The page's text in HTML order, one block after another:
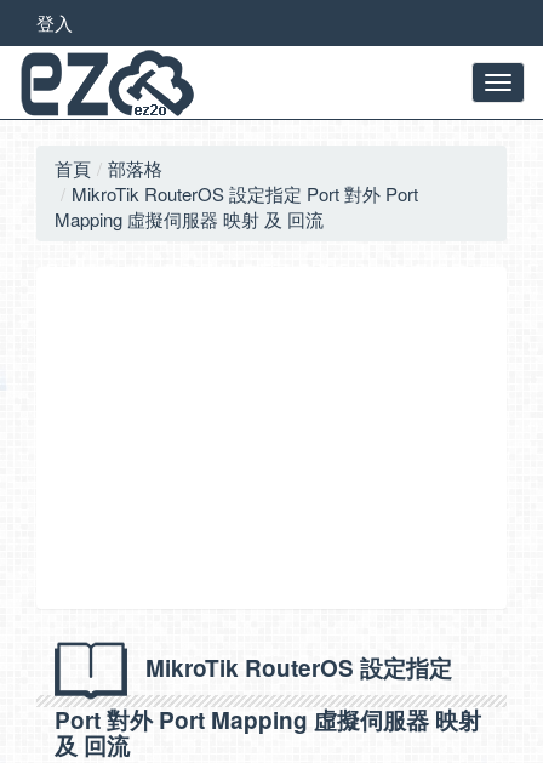
登入
首頁
部落格
MikroTik RouterOS 設定指定 Port 對外 Port
Mapping 虛擬伺服器 映射 及 回流
MikroTik RouterOS 設定指定
Port 對外 Port Mapping 虛擬伺服器 映射
及 回流